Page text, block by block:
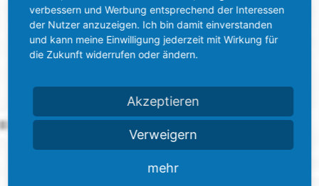
hohe Intensität gehen kann. Mit Steffen
Baumgart ist der Trainer schon sehr lange am
Werk, seine Handschrift ist klar zu erkennen.
Jeder Spieler beim SC Paderborn will immer
Umschaltsituationen kommt. Da müssen wir
dagegenhalten. Wir haben der Mannschaft
einen einfachen, aber guten Plan mit auf den
am Ende etwas Zählbares mitnehmen
verbessern und Werbung entsprechend der Interessen
der Nutzer anzuzeigen. Ich bin damit einverstanden
und kann meine Einwilligung jederzeit mit Wirkung für
die Zukunft widerrufen oder ändern.
Akzeptieren
Verweigern
mehr